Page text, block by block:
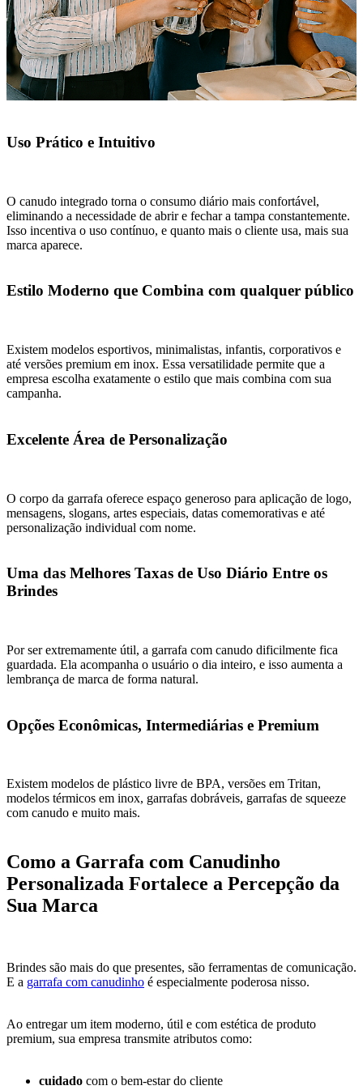
Uso Prático e Intuitivo
O canudo integrado torna o consumo diário mais confortável,
eliminando a necessidade de abrir e fechar a tampa constantemente.
Isso incentiva o uso contínuo, e quanto mais o cliente usa, mais sua
marca aparece.
Estilo Moderno que Combina com qualquer público
Existem modelos esportivos, minimalistas, infantis, corporativos e
até versões premium em inox. Essa versatilidade permite que a
empresa escolha exatamente o estilo que mais combina com sua
campanha.
Excelente Área de Personalização
O corpo da garrafa oferece espaço generoso para aplicação de logo,
mensagens, slogans, artes especiais, datas comemorativas e até
personalização individual com nome.
Uma das Melhores Taxas de Uso Diário Entre os
Brindes
Por ser extremamente útil, a garrafa com canudo dificilmente fica
guardada. Ela acompanha o usuário o dia inteiro, e isso aumenta a
lembrança de marca de forma natural.
Opções Econômicas, Intermediárias e Premium
Existem modelos de plástico livre de BPA, versões em Tritan,
modelos térmicos em inox, garrafas dobráveis, garrafas de squeeze
com canudo e muito mais.
Como a Garrafa com Canudinho
Personalizada Fortalece a Percepção da
Sua Marca
Brindes são mais do que presentes, são ferramentas de comunicação.
E a garrafa com canudinho é especialmente poderosa nisso.
Ao entregar um item moderno, útil e com estética de produto
premium, sua empresa transmite atributos como:
cuidado com o bem-estar do cliente